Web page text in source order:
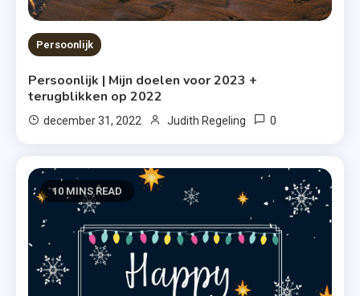
Persoonlijk
Persoonlijk | Mijn doelen voor 2023 +
terugblikken op 2022
december 31, 2022 Judith Regeling 0
10 MINS READ